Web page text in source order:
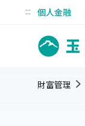
::: 個人金融
財富管理